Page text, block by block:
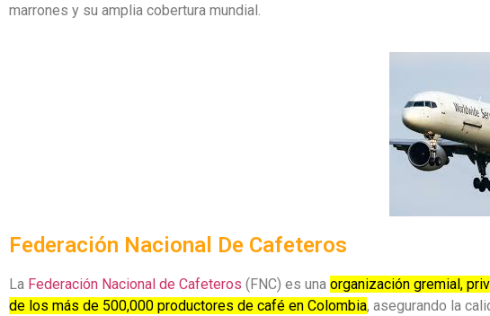
marrones y su amplia cobertura mundial.
Federación Nacional De Cafeteros
La Federación Nacional de Cafeteros (FNC) es una organización gremial,
de los más de 500,000 productores de café en Colombia, asegurando la